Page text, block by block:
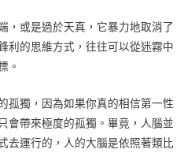
，或是過於天真，它暴力地取消了
利的思維方式，往往可以從迷霧中
。
孤獨，因為如果你真的相信第一性
會帶來極度的孤獨。畢竟，人腦並
去運行的，人的大腦是依照著類比